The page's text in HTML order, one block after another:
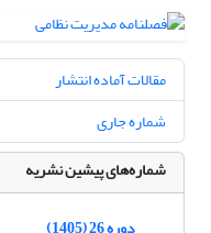
مقالات آماده انتشار
شماره جاری
شماره‌های پیشین نشریه